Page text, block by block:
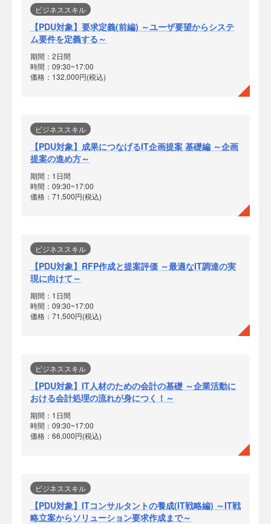
ビジネススキル
【PDU対象】要求定義(前編) ～ユーザ要望からシステ
ム要件を定義する～
期間：2日間
時間：09:30~17:00
価格：132,000円(税込)
ビジネススキル
【PDU対象】成果につなげるIT企画提案 基礎編 ～企画
提案の進め方～
期間：1日間
時間：09:30~17:00
価格：71,500円(税込)
ビジネススキル
【PDU対象】RFP作成と提案評価 ～最適なIT調達の実
現に向けて～
期間：1日間
時間：09:30~17:00
価格：71,500円(税込)
ビジネススキル
【PDU対象】IT人材のための会計の基礎 ～企業活動に
おける会計処理の流れが身につく！～
期間：1日間
時間：09:30~17:00
価格：66,000円(税込)
ビジネススキル
【PDU対象】ITコンサルタントの養成(IT戦略編) ～IT戦
略立案からソリューション要求作成まで～